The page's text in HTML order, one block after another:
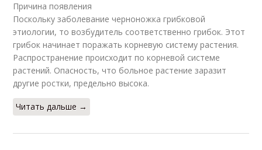
Причина появления
Поскольку заболевание черноножка грибковой
этиологии, то возбудитель соответственно грибок. Этот
грибок начинает поражать корневую систему растения.
Распространение происходит по корневой системе
растений. Опасность, что больное растение заразит
другие ростки, предельно высока.
Читать дальше →